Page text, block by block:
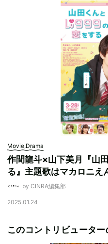
Movie,Drama
作間龍斗×山下美月『山
る』主題歌はマカロニえ
by CINRA編集部
2025.01.24
このコントリビュータ